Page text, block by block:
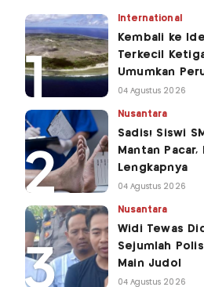
International
Kembali ke
Terkecil
Umumkan
04 Agustus 2026
Nusantara
Sadis! Siswi
Mantan
Lengkapnya
04 Agustus 2026
Nusantara
Widi Tewas
Sejumlah
Main Judol
04 Agustus 2026